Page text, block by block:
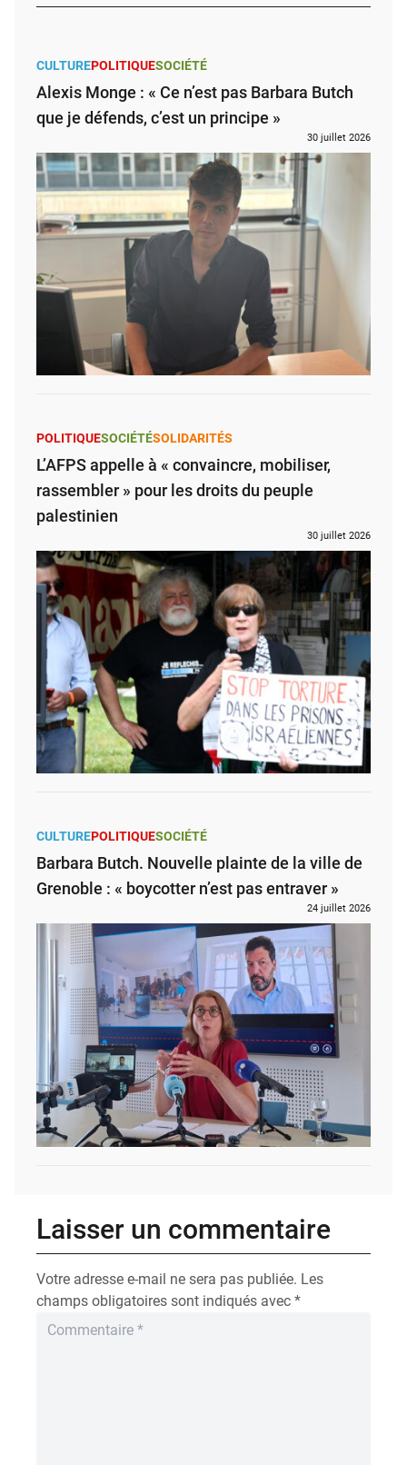
CULTUREPOLITIQUESOCIÉTÉ
Alexis Monge : « Ce n’est pas Barbara Butch
que je défends, c’est un principe »
30 juillet 2026
POLITIQUESOCIÉTÉSOLIDARITÉS
L’AFPS appelle à « convaincre, mobiliser,
rassembler » pour les droits du peuple
palestinien
30 juillet 2026
CULTUREPOLITIQUESOCIÉTÉ
Barbara Butch. Nouvelle plainte de la ville de
Grenoble : « boycotter n’est pas entraver »
24 juillet 2026
Laisser un commentaire
Votre adresse e-mail ne sera pas publiée. Les
champs obligatoires sont indiqués avec *